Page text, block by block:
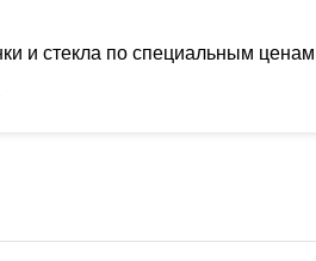
и стекла по специальным ценам